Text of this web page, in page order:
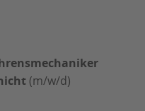
(m/w/d)